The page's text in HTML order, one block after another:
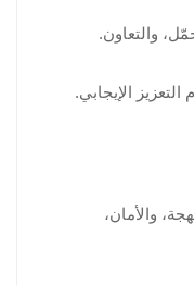
والتعاون.
الإيجابي.
والأمان،